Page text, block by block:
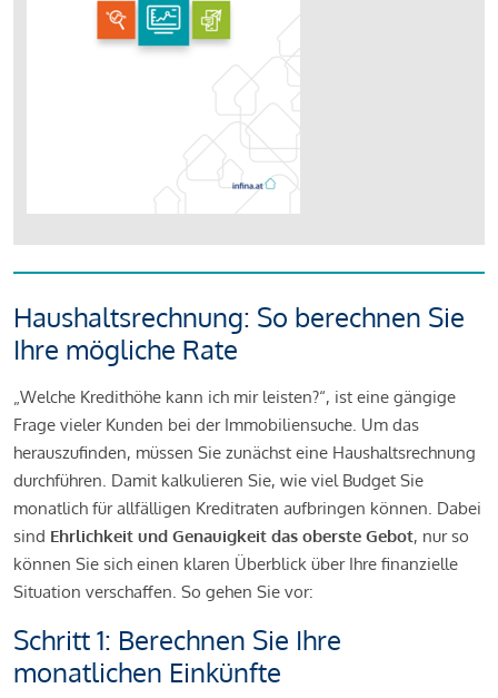
Haushaltsrechnung: So berechnen Sie
Ihre mögliche Rate
„Welche Kredithöhe kann ich mir leisten?“, ist eine gängige
Frage vieler Kunden bei der Immobiliensuche. Um das
herauszufinden, müssen Sie zunächst eine Haushaltsrechnung
durchführen. Damit kalkulieren Sie, wie viel Budget Sie
monatlich für allfälligen Kreditraten aufbringen können. Dabei
sind Ehrlichkeit und Genauigkeit das oberste Gebot, nur so
können Sie sich einen klaren Überblick über Ihre finanzielle
Situation verschaffen. So gehen Sie vor:
Schritt 1: Berechnen Sie Ihre
monatlichen Einkünfte